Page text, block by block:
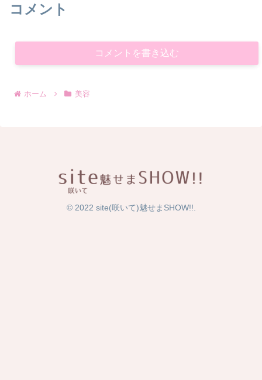
コメント
コメントを書き込む
ホーム 美容
© 2022 site(咲いて)魅せまSHOW!!.